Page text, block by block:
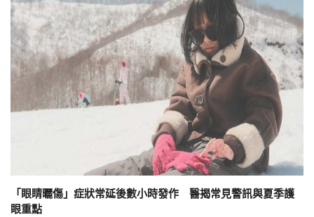
「眼睛曬傷」症狀常延後數小時發作 醫揭常見警訊與夏季護
眼重點